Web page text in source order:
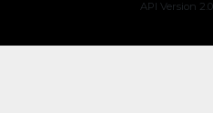
API Version 2.0